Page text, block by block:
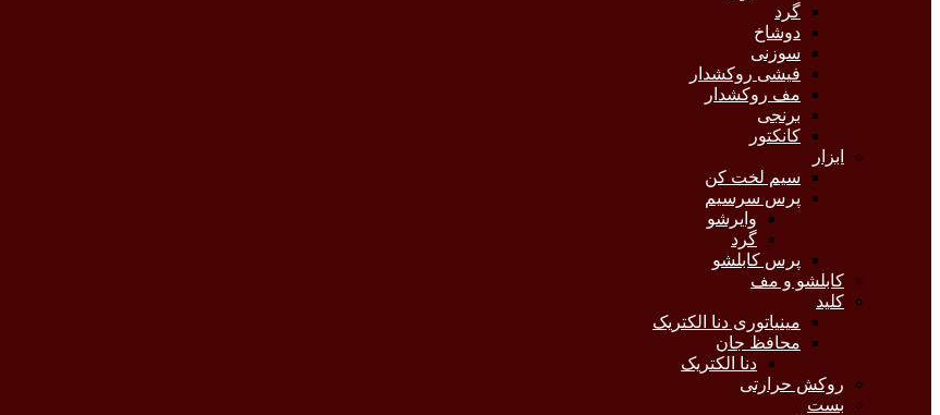
گرد
دوشاخ
سوزنی
فیشی روکشدار
مف روکشدار
برنجی
کانکتور
ابزار
سیم لخت کن
پرس سرسیم
وایرشو
گرد
پرس کابلشو
کابلشو و مف
کلید
مینیاتوری دنا الکتریک
محافظ جان
دنا الکتریک
روکش حرارتی
بست